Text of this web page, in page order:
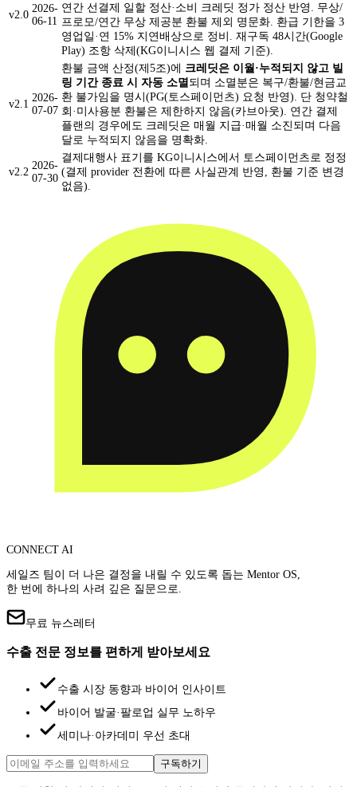
v2.0
2026-
06-11
연간 선결제 일할 정산·소비 크레딧 정가 정산 반영. 무상/
프로모/연간 무상 제공분 환불 제외 명문화. 환급 기한을 3
영업일·연 15% 지연배상으로 정비. 재구독 48시간(Google
Play) 조항 삭제(KG이니시스 웹 결제 기준).
v2.1
2026-
07-07
환불 금액 산정(제5조)에 크레딧은 이월·누적되지 않고 빌
링 기간 종료 시 자동 소멸 되며 소멸분은 복구/환불/현금교
환 불가임을 명시(PG(토스페이먼츠) 요청 반영). 단 청약철
회·미사용분 환불은 제한하지 않음(카브아웃). 연간 결제
플랜의 경우에도 크레딧은 매월 지급·매월 소진되며 다음
달로 누적되지 않음을 명확화.
v2.2
2026-
07-30
결제대행사 표기를 KG이니시스에서 토스페이먼츠로 정정
(결제 provider 전환에 따른 사실관계 반영, 환불 기준 변경
없음).
CONNECT AI
세일즈 팀이 더 나은 결정을 내릴 수 있도록 돕는 Mentor OS,
한 번에 하나의 사려 깊은 질문으로.
무료 뉴스레터
수출 전문 정보를 편하게 받아보세요
수출 시장 동향과 바이어 인사이트
바이어 발굴·팔로업 실무 노하우
세미나·아카데미 우선 초대
구독하기